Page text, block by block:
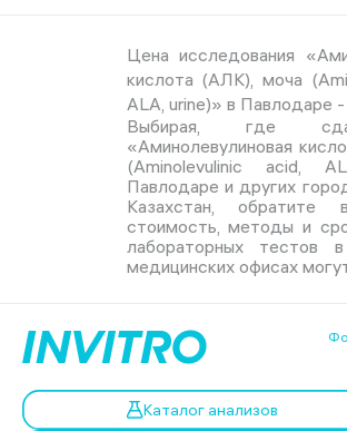
Цена исследования
кислота (АЛК), моча
ALA, urine)» в Павлодаре
Выбирая, где
«Аминолевулиновая
(Aminolevulinic acid,
Павлодаре и других
Казахстан, обратите
стоимость, методы и
лабораторных тестов в
медицинских офисах
Каталог анализов